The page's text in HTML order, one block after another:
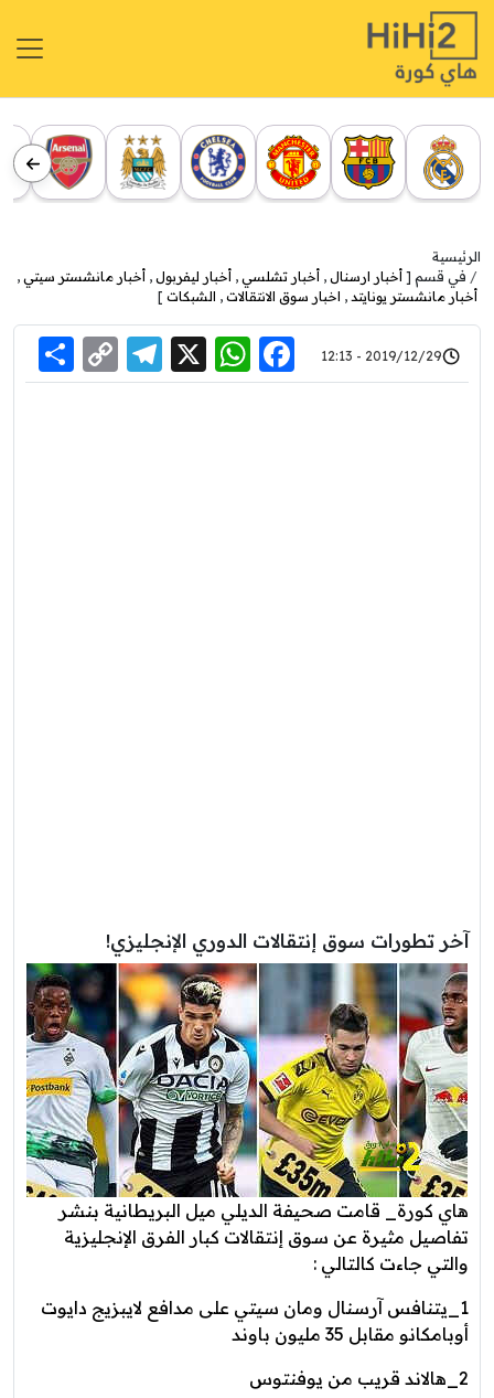
الرئيسية
في قسم [ أخبار ارسنال , أخبار تشلسي , أخبار ليفربول , أخبار مانشستر سيتي ,
أخبار مانشستر يونايتد , اخبار سوق الانتقالات , الشبكات ]
2019/12/29 - 12:13
Facebook
WhatsApp
X
Link
آخر تطورات سوق إنتقالات الدوري الإنجليزي!
هاي كورة_ قامت صحيفة الديلي ميل البريطانية بنشر
تفاصيل مثيرة عن سوق إنتقالات كبار الفرق الإنجليزية
والتي جاءت كالتالي :
1_يتنافس آرسنال ومان سيتي على مدافع لايبزيج دايوت
أوبامكانو مقابل 35 مليون باوند
2_هالاند قريب من يوفنتوس